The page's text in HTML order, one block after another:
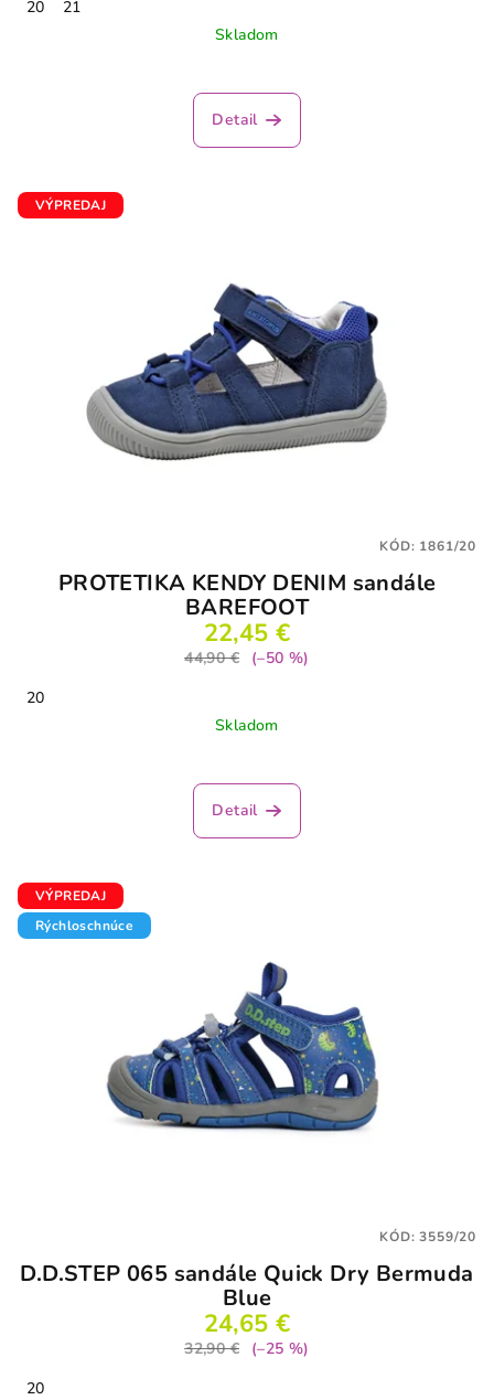
20
21
Skladom
Detail
VÝPREDAJ
PROTETIKA KENDY DENIM sandále
BAREFOOT
22,45 €
44,90 €
(–50 %)
20
Skladom
Detail
KÓD: 1861/20
VÝPREDAJ
Rýchloschnúce
D.D.STEP 065 sandále Quick Dry Bermuda
Blue
24,65 €
32,90 €
(–25 %)
20
KÓD:3559/20